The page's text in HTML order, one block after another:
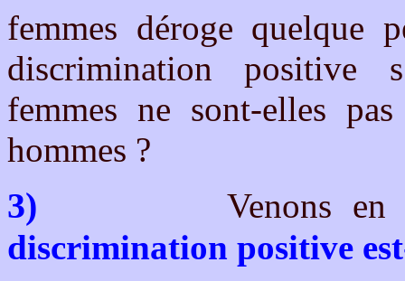
femmes déroge
discrimination positive
femmes ne sont-elles
hommes ?
3) Venons en
discrimination positive